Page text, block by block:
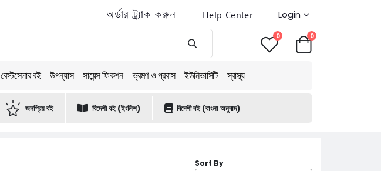
অর্ডার ট্র্যাক করুন Help Center Login
0 0
বেস্টসেলার বই উপন্যাস সায়েন্স ফিকশন ভ্রমণ ও প্রবাস ইউনিভার্সিটি স্বাস্থ্য
জনপ্রিয় বই বিদেশী বই (ইংলিশ) বিদেশী বই (বাংলা অনুবাদ)
Sort By